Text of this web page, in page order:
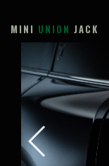
MINI UNION JACK